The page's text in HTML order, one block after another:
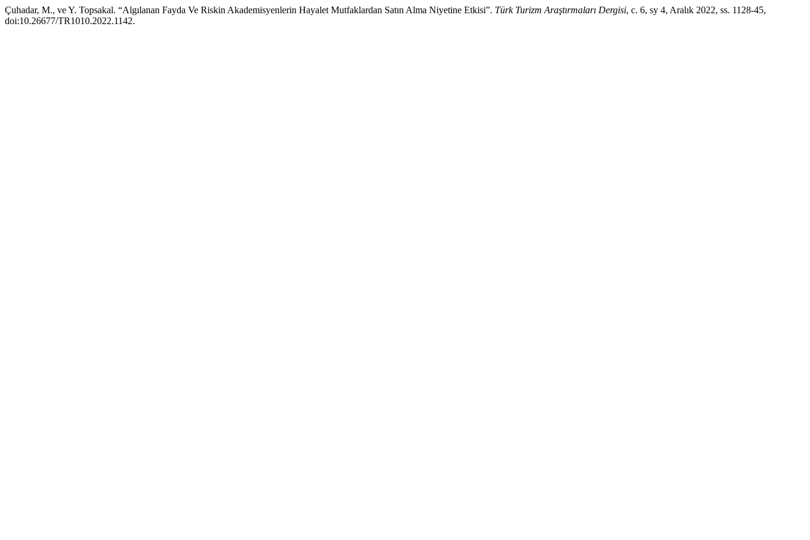
Çuhadar, M., ve Y. Topsakal. “Algılanan Fayda Ve Riskin Akademisyenlerin Hayalet Mutfaklardan Satın Alma Niyetine Etkisi”. Türk Turizm Araştırmaları Dergisi, c. 6, sy 4, Aralık 2022, ss. 1128-45,
doi:10.26677/TR1010.2022.1142.